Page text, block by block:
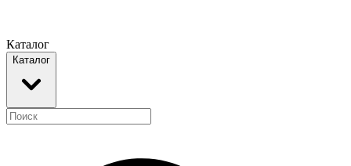
Каталог
Каталог